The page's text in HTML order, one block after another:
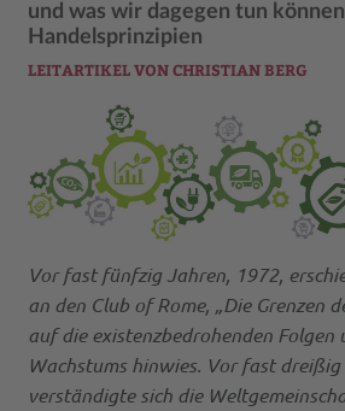
und was wir dagegen tun
Handelsprinzipien
LEITARTIKEL VON CHRISTIAN BERG
Vor fast fünfzig Jahren, 1972,
an den Club of Rome, „Die Grenzen
auf die existenzbedrohenden Folgen
Wachstums hinwies. Vor fast
verständigte sich die